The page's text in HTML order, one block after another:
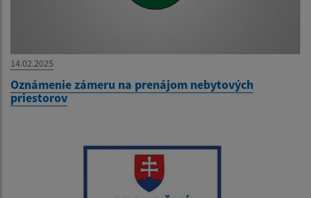
14.02.2025
Oznámenie zámeru na prenájom nebytových
priestorov